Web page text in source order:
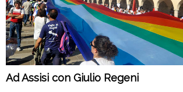
Ad Assisi con Giulio Regeni